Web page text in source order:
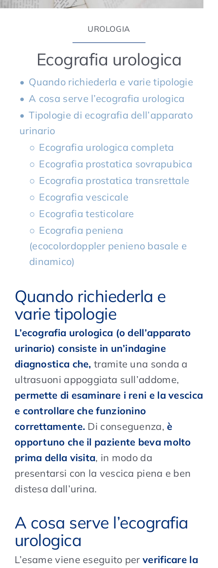
UROLOGIA
Ecografia urologica
Quando richiederla e varie tipologie
A cosa serve l’ecografia urologica
Tipologie di ecografia dell’apparato
urinario
Ecografia urologica completa
Ecografia prostatica sovrapubica
Ecografia prostatica transrettale
Ecografia vescicale
Ecografia testicolare
Ecografia peniena
(ecocolordoppler penieno basale e
dinamico)
Quando richiederla e
varie tipologie
L’ecografia urologica (o dell’apparato
urinario) consiste in un’indagine
diagnostica che, tramite una sonda a
ultrasuoni appoggiata sull’addome,
permette di esaminare i reni e la vescica
e controllare che funzionino
correttamente. Di conseguenza,è
opportuno che il paziente beva molto
prima della visita, in modo da
presentarsi con la vescica piena e ben
distesa dall’urina.
A cosa serve l’ecografia
urologica
L’esame viene eseguito perverificare la